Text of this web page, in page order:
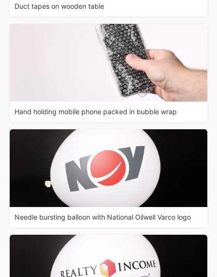
Duct tapes on wooden table
Hand holding mobile phone packed in bubble wrap
Needle bursting balloon with National Oilwell Varco logo